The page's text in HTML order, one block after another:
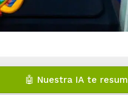
🤖 Nuestra IA te